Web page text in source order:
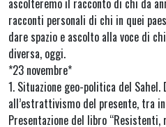
ascolteremo il racconto di chi da
racconti personali di chi in quei
dare spazio e ascolto alla voce di
diversa, oggi.
*23 novembre*
1. Situazione geo-politica del Sahel.
all’estrattivismo del presente, tra
Presentazione del libro